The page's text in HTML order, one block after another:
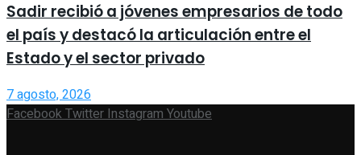
Sadir recibió a jóvenes empresarios de todo
el país y destacó la articulación entre el
Estado y el sector privado
7 agosto, 2026
FacebookTwitterInstagramYoutube